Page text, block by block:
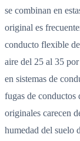
se combinan en
original es
conducto flexible
aire del 25 al 35
en sistemas de
fugas de conductos
originales carecen
humedad del suelo